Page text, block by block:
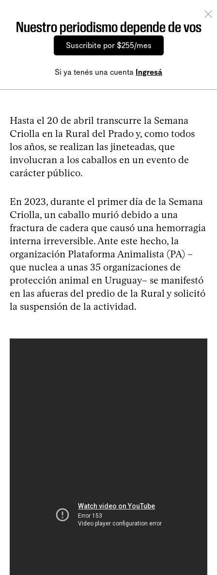
Nuestro periodismo depende de vos
Suscribite por $255/mes
Si ya tenés una cuenta Ingresá
Hasta el 20 de abril transcurre la Semana
Criolla en la Rural del Prado y, como todos
los años, se realizan las jineteadas, que
involucran a los caballos en un evento de
carácter público.
En 2023, durante el primer día de la Semana
Criolla, un caballo murió debido a una
fractura de cadera que causó una hemorragia
interna irreversible. Ante este hecho, la
organización Plataforma Animalista (PA) –
que nuclea a unas 35 organizaciones de
protección animal en Uruguay– se manifestó
en las afueras del predio de la Rural y solicitó
la suspensión de la actividad.